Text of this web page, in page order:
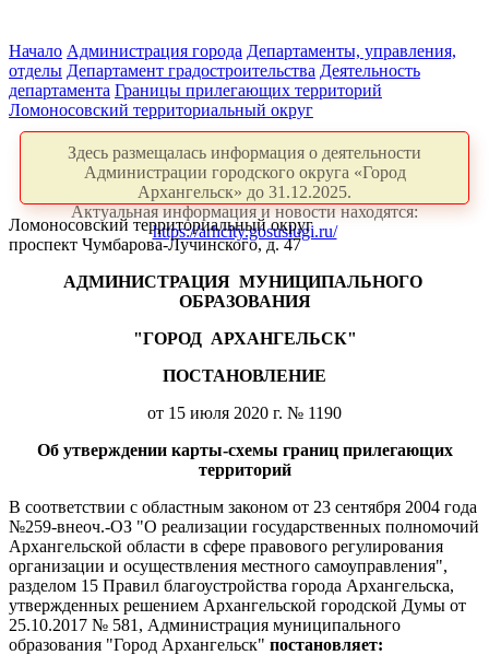
Начало Администрация города Департаменты, управления,
отделы Департамент градостроительства Деятельность
департамента Границы прилегающих территорий
Ломоносовский территориальный округ
Здесь размещалась информация о деятельности
Администрации городского округа «Город
Архангельск» до 31.12.2025.
Актуальная информация и новости находятся:
https://arhcity.gosuslugi.ru/
Ломоносовский территориальный округ
проспект Чумбарова-Лучинского, д. 47
АДМИНИСТРАЦИЯ МУНИЦИПАЛЬНОГО
ОБРАЗОВАНИЯ
"ГОРОД АРХАНГЕЛЬСК"
ПОСТАНОВЛЕНИЕ
от 15 июля 2020 г. № 1190
Об утверждении карты-схемы границ прилегающих
территорий
В соответствии с областным законом от 23 сентября 2004 года
№259-внеоч.-ОЗ "О реализации государственных полномочий
Архангельской области в сфере правового регулирования
организации и осуществления местного самоуправления",
разделом 15 Правил благоустройства города Архангельска,
утвержденных решением Архангельской городской Думы от
25.10.2017 № 581, Администрация муниципального
образования "Город Архангельск" постановляет: